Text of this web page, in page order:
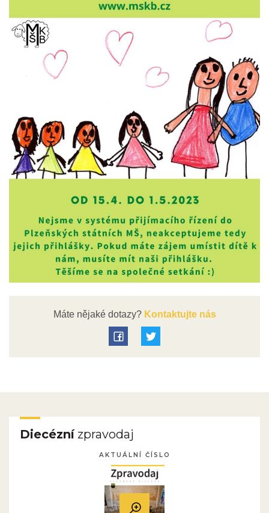
Máte nějaké dotazy?Kontaktujte nás
Diecéznízpravodaj
AKTUÁLNÍ ČÍSLO